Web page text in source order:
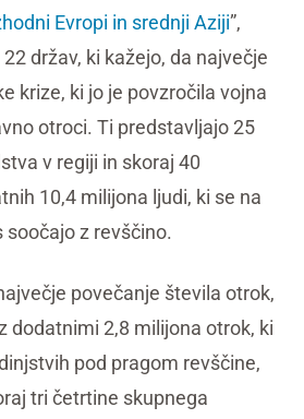
Evropi in srednji Aziji”,
držav, ki kažejo, da največje
krize, ki jo je povzročila vojna
otroci. Ti predstavljajo 25
v regiji in skoraj 40
10,4 milijona ljudi, ki se na
z revščino.
povečanje števila otrok,
dodatnimi 2,8 milijona otrok, ki
pod pragom revščine,
tri četrtine skupnega